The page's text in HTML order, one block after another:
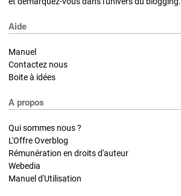
Aide
Manuel
Contactez nous
Boite à idées
A propos
Qui sommes nous ?
L'Offre Overblog
Rémunération en droits d'auteur
Webedia
Manuel d'Utilisation